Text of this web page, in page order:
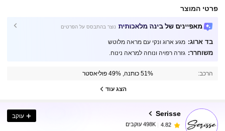
פרטי המוצר
מאפיינים של בינה מלאכותית נוצר בהתבסס על הפרטים
בד ארוג: מגע ארוג ונקי עם מראה מלוטש
משוחרר: גזרה רפויה ונוחה למראה נינוח.
הרכב: 51% כותנה, 49% פוליאסטר
הצג עוד
Serisse
4.82 498K עוקבים
o***5 שילםלפני יום אחד
עוקב